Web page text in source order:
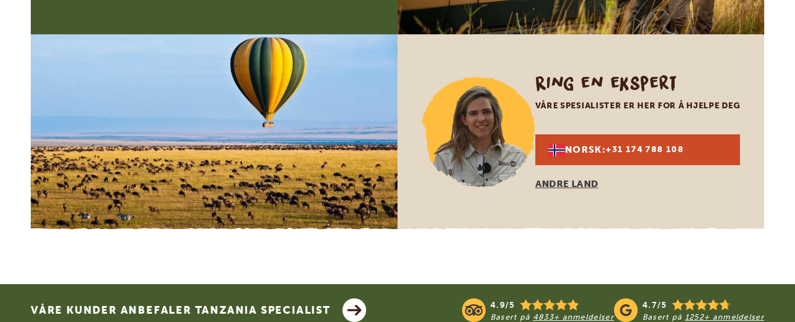
Ring en ekspert
VÅRE SPESIALISTER ER HER FOR Å HJELPE DEG
NORSK:+31 174 788 108
ANDRE LAND
VÅRE KUNDER ANBEFALER TANZANIA SPECIALIST 4.9/5
Basert på 4833+ anmeldelser
4.7/5
Basert på 1252+ anmeldelser